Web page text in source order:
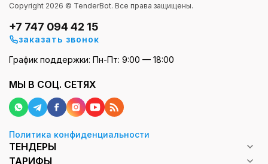
Copyright 2026 © TenderBot. Все права защищены.
+7 747 094 42 15
заказать звонок
График поддержки: Пн-Пт: 9:00 — 18:00
МЫ В СОЦ. СЕТЯХ
Политика конфиденциальности
ТЕНДЕРЫ
ТАРИФЫ